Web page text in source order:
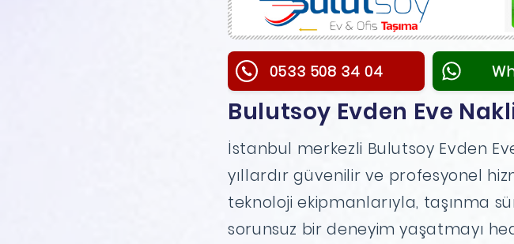
0533 508 34 04
Bulutsoy Evden Eve
İstanbul merkezli Bulutsoy Evden
yıllardır güvenilir ve profesyonel
teknoloji ekipmanlarıyla, taşınma
sorunsuz bir deneyim yaşatmayı